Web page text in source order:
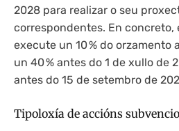
2028 para realizar o seu
correspondentes. En concreto,
execute un 10 % do orzamento
un 40 % antes do 1 de xullo de
antes do 15 de setembro de
Tipoloxía de accións